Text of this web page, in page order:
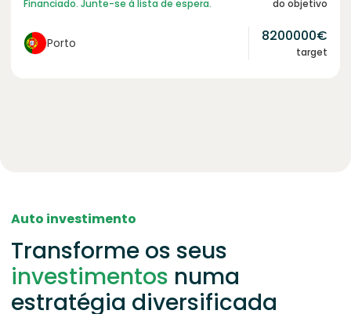
Financiado. Junte-se à lista de espera. do objetivo
Porto 8200000€
target
Auto investimento
Transforme os seus
investimentos numa
estratégia diversificada